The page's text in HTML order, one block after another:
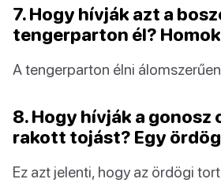
7. Hogy hívják azt a
tengerparton él?
A tengerparton élni
8. Hogy hívják a gonosz
rakott tojást? Egy
Ez azt jelenti, hogy az ördögi